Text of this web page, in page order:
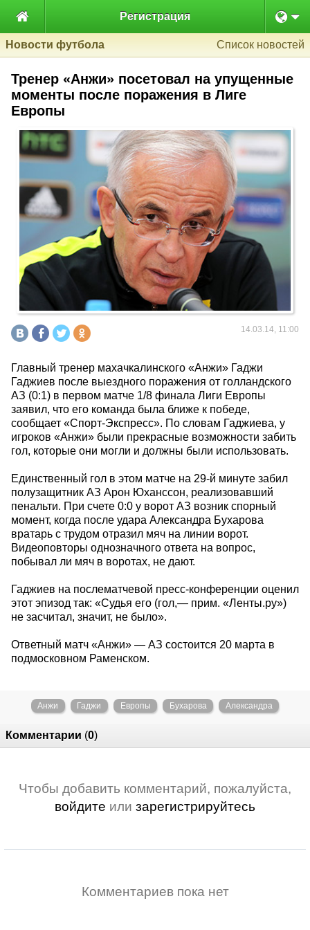
 Регистрация
Новости футбола Список новостей
Тренер «Анжи» посетовал на упущенные
моменты после поражения в Лиге
Европы
14.03.14, 11:00
Главный тренер махачкалинского «Анжи» Гаджи
Гаджиев после выездного поражения от голландского
АЗ (0:1) в первом матче 1/8 финала Лиги Европы
заявил, что его команда была ближе к победе,
сообщает «Спорт-Экспресс». По словам Гаджиева, у
игроков «Анжи» были прекрасные возможности забить
гол, которые они могли и должны были использовать.
Единственный гол в этом матче на 29-й минуте забил
полузащитник АЗ Арон Юханссон, реализовавший
пенальти. При счете 0:0 у ворот АЗ возник спорный
момент, когда после удара Александра Бухарова
вратарь с трудом отразил мяч на линии ворот.
Видеоповторы однозначного ответа на вопрос,
побывал ли мяч в воротах, не дают.
Гаджиев на послематчевой пресс-конференции оценил
этот эпизод так: «Судья его (гол,— прим. «Ленты.ру»)
не засчитал, значит, не было».
Ответный матч «Анжи» — АЗ состоится 20 марта в
подмосковном Раменском.
Анжи Гаджи Европы Бухарова Александра
Комментарии (0)
Чтобы добавить комментарий, пожалуйста,
войдите или зарегистрируйтесь
Комментариев пока нет